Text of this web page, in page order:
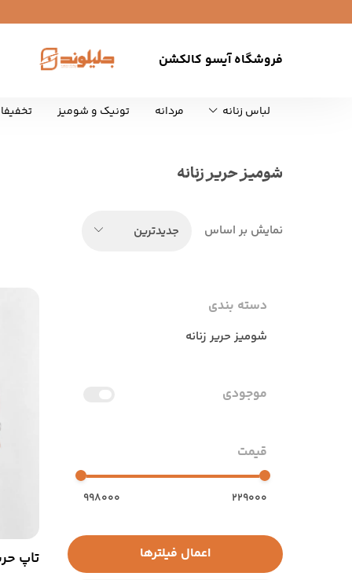
فروشگاه آیسو کالکشن
لباس زنانه مردانه تونیک و شومیز
شومیز حریر زنانه
نمایش بر اساس جدیدترین
دسته بندی
شومیز حریر زنانه
موجودی
قیمت
229000
998000
اعمال فیلترها تاپ